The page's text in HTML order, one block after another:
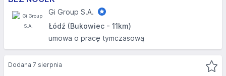
Gi Group S.A.
Łódź (Bukowiec - 11km)
umowa o pracę tymczasową
Dodana 7 sierpnia